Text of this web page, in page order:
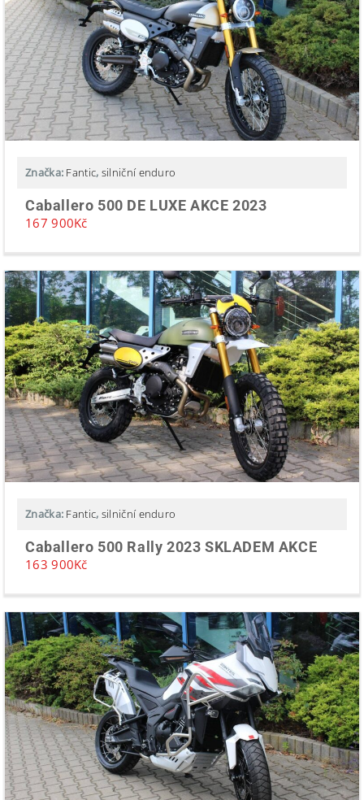
Značka: Fantic, silniční enduro
Caballero 500 DE LUXE AKCE 2023
167 900Kč
Značka: Fantic, silniční enduro
Caballero 500 Rally 2023 SKLADEM AKCE
163 900Kč